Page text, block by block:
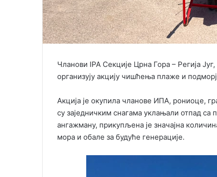
Чланови IPA Секције Црна Гора – Регија
организују акцију чишћења плаже и
Акција је окупила чланове ИПА, рониоце,
су заједничким снагама уклањали отпад
ангажману, прикупљена је значајна
мора и обале за будуће генерације.